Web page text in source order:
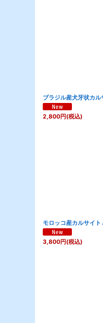
ブラジル産犬牙状カ
2,800円(税込)
モロッコ産カルサイト
3,800円(税込)